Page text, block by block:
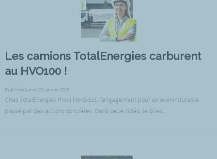
Les camions TotalEnergies carburent
au HVO100 !
Publié le Lundi 20 janvier 2025
Chez TotalEnergies Proxi Nord-Est, l’engagement pour un avenir durable
passe par des actions concrètes. Dans cette vidéo, le direc...